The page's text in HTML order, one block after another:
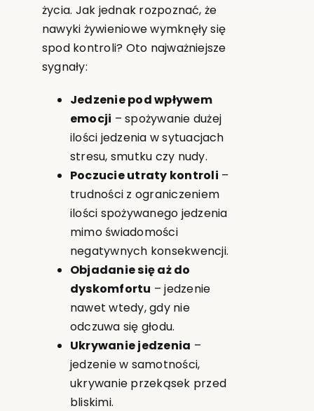
życia. Jak jednak rozpoznać, że
nawyki żywieniowe wymknęły się
spod kontroli? Oto najważniejsze
sygnały:
Jedzenie pod wpływem
emocji – spożywanie dużej
ilości jedzenia w sytuacjach
stresu, smutku czy nudy.
Poczucie utraty kontroli –
trudności z ograniczeniem
ilości spożywanego jedzenia
mimo świadomości
negatywnych konsekwencji.
Objadanie się aż do
dyskomfortu – jedzenie
nawet wtedy, gdy nie
odczuwa się głodu.
Ukrywanie jedzenia –
jedzenie w samotności,
ukrywanie przekąsek przed
bliskimi.